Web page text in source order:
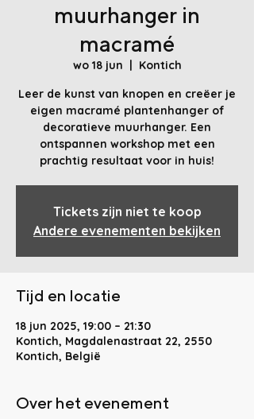
muurhanger in
macramé
wo 18 jun
  |
Kontich
Leer de kunst van knopen en creëer je
eigen macramé plantenhanger of
decoratieve muurhanger. Een
ontspannen workshop met een
prachtig resultaat voor in huis!
Tickets zijn niet te koop
Andere evenementen bekijken
Tijd en locatie
18 jun 2025, 19:00 – 21:30
Kontich, Magdalenastraat 22, 2550
Kontich, België
Over het evenement